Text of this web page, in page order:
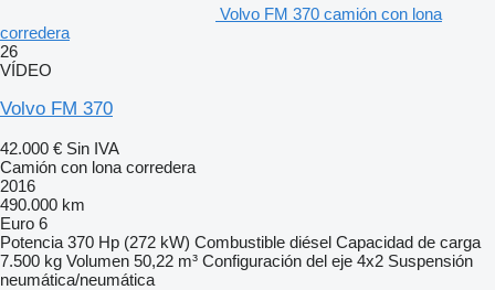
Volvo FM 370 camión con lona
corredera
26
VÍDEO
Volvo FM 370
42.000 € Sin IVA
Camión con lona corredera
2016
490.000 km
Euro 6
Potencia 370 Hp (272 kW) Combustible diésel Capacidad de carga
7.500 kg Volumen 50,22 m³ Configuración del eje 4x2 Suspensión
neumática/neumática